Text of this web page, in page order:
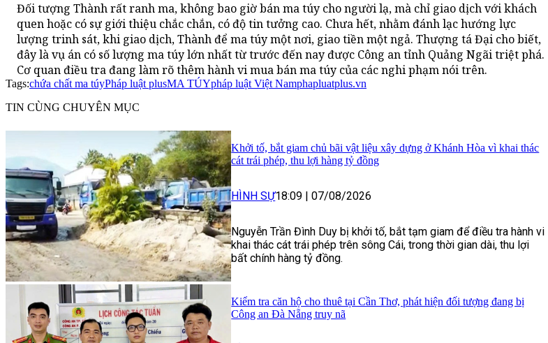
Đối tượng Thành rất ranh ma, không bao giờ bán ma túy cho người lạ, mà chỉ giao dịch với khách
quen hoặc có sự giới thiệu chắc chắn, có độ tin tưởng cao. Chưa hết, nhằm đánh lạc hướng lực
lượng trinh sát, khi giao dịch, Thành để ma túy một nơi, giao tiền một ngả. Thượng tá Đại cho biết,
đây là vụ án có số lượng ma túy lớn nhất từ trước đến nay được Công an tỉnh Quảng Ngãi triệt phá.
Cơ quan điều tra đang làm rõ thêm hành vi mua bán ma túy của các nghi phạm nói trên.
Tags:chứa chất ma túyPháp luật plusMA TÚYpháp luật Việt Namphapluatplus.vn
TIN CÙNG CHUYÊN MỤC
Khởi tố, bắt giam chủ bãi vật liệu xây dựng ở Khánh Hòa vì khai thác
cát trái phép, thu lợi hàng tỷ đồng
HÌNH SỰ18:09 07/08/2026
Nguyễn Trần Đình Duy bị khởi tố, bắt tạm giam để điều tra hành vi
khai thác cát trái phép trên sông Cái, trong thời gian dài, thu lợi
bất chính hàng tỷ đồng.
Kiểm tra căn hộ cho thuê tại Cần Thơ, phát hiện đối tượng đang bị
Công an Đà Nẵng truy nã